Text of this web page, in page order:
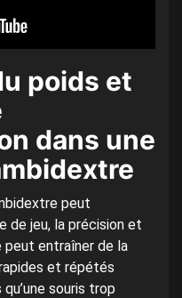
poids et
dans une
peut
de jeu, la précision et
entraîner de la
et répétés
souris trop